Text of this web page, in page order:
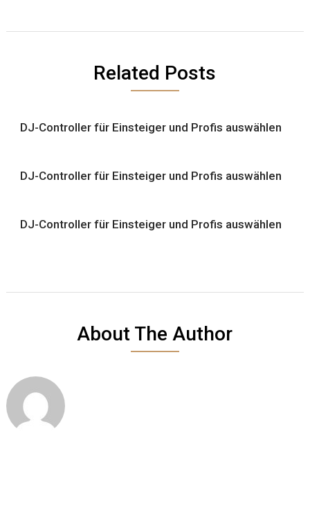
Related Posts
DJ-Controller für Einsteiger und Profis auswählen
DJ-Controller für Einsteiger und Profis auswählen
DJ-Controller für Einsteiger und Profis auswählen
About The Author